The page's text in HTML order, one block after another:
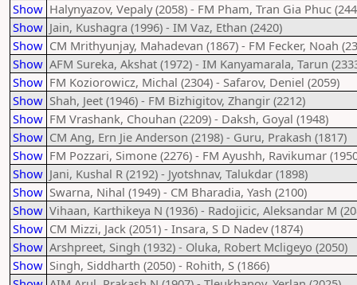
Show Halynyazov, Vepaly (2058) - FM Pham, Tran Gia Phuc
Show Jain, Kushagra (1996) - IM Vaz, Ethan (2420)
Show CM Mrithyunjay, Mahadevan (1867) - FM Fecker, Noah
Show AFM Sureka, Akshat (1972) - IM Kanyamarala, Tarun
Show FM Koziorowicz, Michal (2304) - Safarov, Deniel (2059)
Show Shah, Jeet (1946) - FM Bizhigitov, Zhangir (2212)
Show FM Vrashank, Chouhan (2209) - Daksh, Goyal (1948)
Show CM Ang, Ern Jie Anderson (2198) - Guru, Prakash (1817)
Show FM Pozzari, Simone (2276) - FM Ayushh, Ravikumar
Show Jani, Kushal R (2192) - Jyotshnav, Talukdar (1898)
Show Swarna, Nihal (1949) - CM Bharadia, Yash (2100)
Show Vihaan, Karthikeya N (1936) - Radojicic, Aleksandar M
Show CM Mizzi, Jack (2051) - Insara, S D Nadev (1874)
Show Arshpreet, Singh (1932) - Oluka, Robert Mcligeyo (2050)
Show Singh, Siddharth (2050) - Rohith, S (1866)